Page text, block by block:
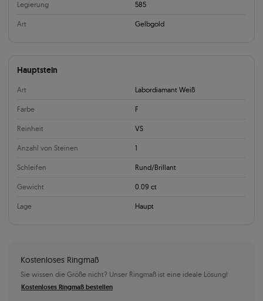
Legierung 585
Art Gelbgold
Hauptstein
Art Labordiamant Weiß
Farbe F
Reinheit VS
Anzahl von Steinen 1
Schleifen Rund/Brillant
Gewicht 0.09 ct
Lage Haupt
Kostenloses Ringmaß
Sie wissen die Größe nicht? Unser Ringmaß ist eine ideale Lösung!
Kostenloses Ringmaß bestellen